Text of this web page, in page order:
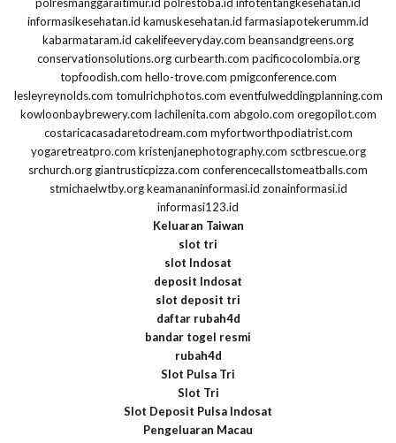
informasikesehatan.id kamuskesehatan.id farmasiapotekerumm.id
kabarmataram.id cakelifeeveryday.com beansandgreens.org
conservationsolutions.org curbearth.com pacificocolombia.org
topfoodish.com hello-trove.com pmigconference.com
lesleyreynolds.com tomulrichphotos.com eventfulweddingplanning.com
kowloonbaybrewery.com lachilenita.com abgolo.com oregopilot.com
costaricacasadaretodream.com myfortworthpodiatrist.com
yogaretreatpro.com kristenjanephotography.com sctbrescue.org
srchurch.org giantrusticpizza.com conferencecallstomeatballs.com
stmichaelwtby.org keamananinformasi.id zonainformasi.id
informasi123.id
Keluaran Taiwan
slot tri
slot Indosat
deposit Indosat
slot deposit tri
daftar rubah4d
bandar togel resmi
rubah4d
Slot Pulsa Tri
Slot Tri
Slot Deposit Pulsa Indosat
Pengeluaran Macau